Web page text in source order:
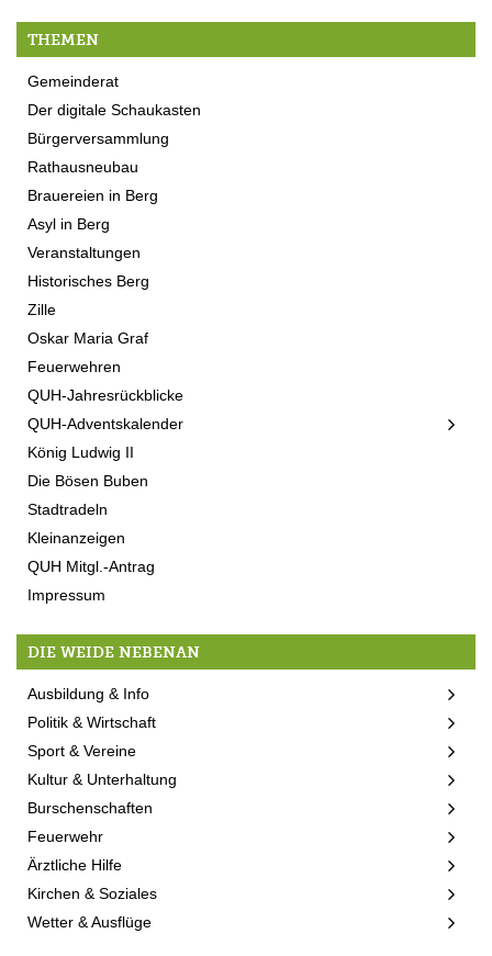
THEMEN
Gemeinderat
Der digitale Schaukasten
Bürgerversammlung
Rathausneubau
Brauereien in Berg
Asyl in Berg
Veranstaltungen
Historisches Berg
Zille
Oskar Maria Graf
Feuerwehren
QUH-Jahresrückblicke
QUH-Adventskalender
König Ludwig II
Die Bösen Buben
Stadtradeln
Kleinanzeigen
QUH Mitgl.-Antrag
Impressum
DIE WEIDE NEBENAN
Ausbildung & Info
Politik & Wirtschaft
Sport & Vereine
Kultur & Unterhaltung
Burschenschaften
Feuerwehr
Ärztliche Hilfe
Kirchen & Soziales
Wetter & Ausflüge